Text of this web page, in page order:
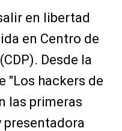
en libertad
en Centro de
Desde la
"Los hackers de
las primeras
presentadora